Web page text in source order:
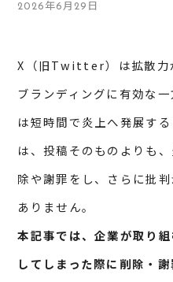
2026年6月29日
X（旧Twitter）は拡散力
ブランディングに有効な
は短時間で炎上へ発展す
は、投稿そのものよりも
除や謝罪をし、さらに批
ありません。
本記事では、企業が取り
してしまった際に削除・